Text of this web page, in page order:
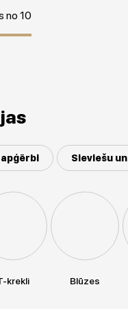
no 10
Sieviešu
krekli Blūzes